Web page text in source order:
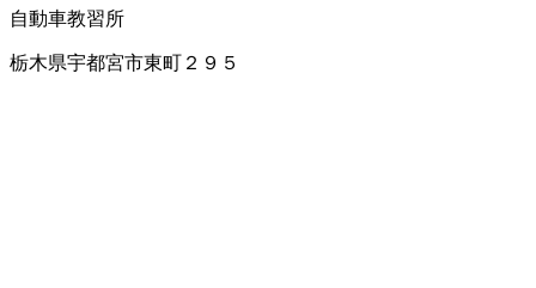
自動車教習所
栃木県宇都宮市東町２９５